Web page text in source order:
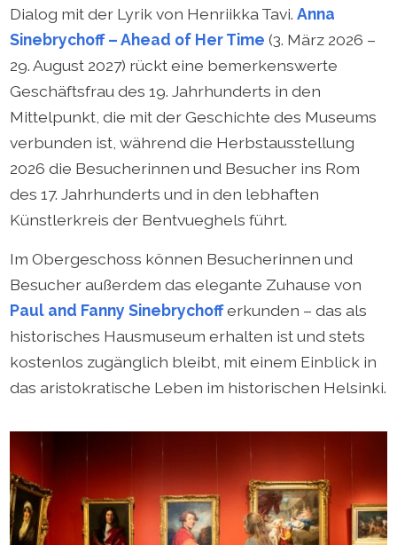
Dialog mit der Lyrik von Henriikka Tavi. Anna
Sinebrychoff – Ahead of Her Time (3. März 2026 –
29. August 2027) rückt eine bemerkenswerte
Geschäftsfrau des 19. Jahrhunderts in den
Mittelpunkt, die mit der Geschichte des Museums
verbunden ist, während die Herbstausstellung
2026 die Besucherinnen und Besucher ins Rom
des 17. Jahrhunderts und in den lebhaften
Künstlerkreis der Bentvueghels führt.
Im Obergeschoss können Besucherinnen und
Besucher außerdem das elegante Zuhause von
Paul and Fanny Sinebrychofferkunden – das als
historisches Hausmuseum erhalten ist und stets
kostenlos zugänglich bleibt, mit einem Einblick in
das aristokratische Leben im historischen Helsinki.